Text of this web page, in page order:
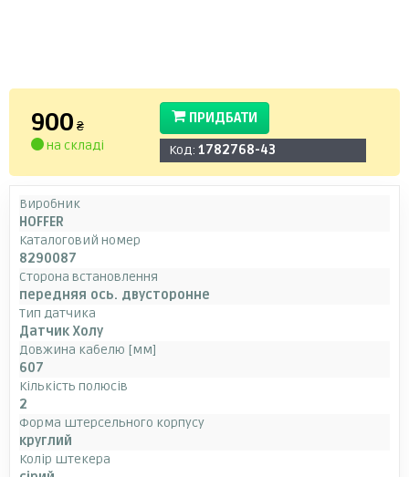
900 ₴
на складі
ПРИДБАТИ
Код: 1782768-43
Виробник
HOFFER
Каталоговий номер
8290087
Сторона встановлення
передняя ось. двусторонне
Тип датчика
Датчик Холу
Довжина кабелю [мм]
607
Кількість полюсів
2
Форма штерсельного корпусу
круглий
Колір штекера